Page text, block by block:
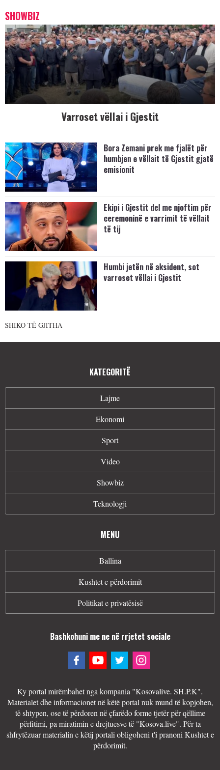
SHOWBIZ
Varroset vëllai i Gjestit
Bora Zemani prek me fjalët për
humbjen e vëllait të Gjestit gjatë
emisionit
Ekipi i Gjestit del me njoftim për
ceremoninë e varrimit të vëllait
të tij
Humbi jetën në aksident, sot
varroset vëllai i Gjestit
SHIKO TË GJITHA
KATEGORITË
Lajme
Ekonomi
Sport
Video
Showbiz
Teknologji
MENU
Ballina
Kushtet e përdorimit
Politikat e privatësisë
Bashkohuni me ne në rrjetet sociale
Ky portal mirëmbahet nga kompania "Kosovalive. SH.P.K".
Materialet dhe informacionet në këtë portal nuk mund të kopjohen,
të shtypen, ose të përdoren në çfarëdo forme tjetër për qëllime
përfitimi, pa miratimin e drejtuesve të "Kosova.live". Për ta
shfrytëzuar materialin e këtij portali obligoheni t'i pranoni Kushtet e
përdorimit.